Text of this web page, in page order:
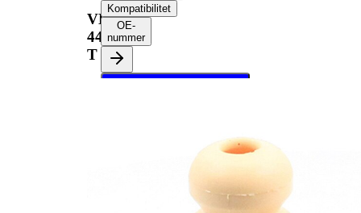
VKDP
44300
T
Kompatibilitet
OE-
nummer
Välj ditt fordon för att